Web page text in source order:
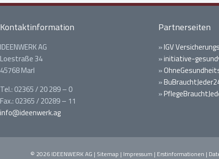
Kontaktinformation
IDEENWERK AG
Loestraße 34
45768 Marl
Tel.: 02365 / 20 289 – 0
Fax.: 02365 / 20289 – 11
info@ideenwerk.ag
Partnerseiten
»IGV
»initiative-
»
»
»
© 2026 IDEENWERK AG | Sitemap | Impressum | Erstinformationen |